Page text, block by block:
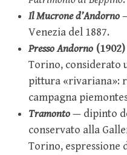
Il Mucrone d’Andorno
Venezia del 1887.
Presso Andorno (1902)
Torino, considerato
pittura «rivariana»:
campagna
Tramonto— dipinto
conservato alla
Torino, espressione